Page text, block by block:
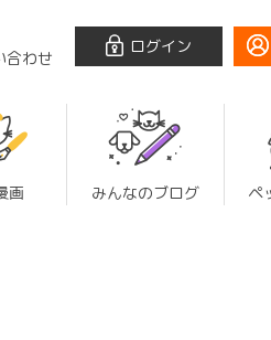
合わせ
ログイン
画 みんなのブログ ペ